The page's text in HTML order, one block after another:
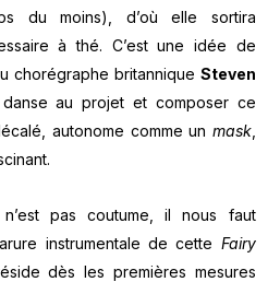
du moins), d’où elle sortira
à thé. C’est une idée de
chorégraphe britannique Steven
au projet et composer ce
autonome comme un mask,
pas coutume, il nous faut
instrumentale de cette Fairy
dès les premières mesures